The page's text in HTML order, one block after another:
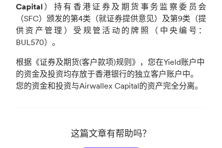
Capital ）持有香港证券及期货事务监察委员会
（SFC）颁发的第4类（就证券提供意见）及第9类（提
供资产管理）受规管活动的牌照（中央编号：
BUL570）。
根据《证券及期货(客户款项)规则》，您在Yield账户中
的资金及投资均存放于香港银行的独立客户账户中。
您的资金和投资与Airwallex Capital的资产完全分离。
这篇文章有帮助吗？